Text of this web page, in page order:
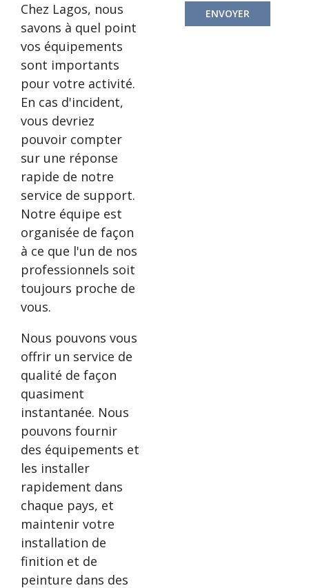
Chez Lagos, nous
savons à quel point
vos équipements
sont importants
pour votre activité.
En cas d'incident,
vous devriez
pouvoir compter
sur une réponse
rapide de notre
service de support.
Notre équipe est
organisée de façon
à ce que l'un de nos
professionnels soit
toujours proche de
vous.
Nous pouvons vous
offrir un service de
qualité de façon
quasiment
instantanée. Nous
pouvons fournir
des équipements et
les installer
rapidement dans
chaque pays, et
maintenir votre
installation de
finition et de
peinture dans des
ENVOYER